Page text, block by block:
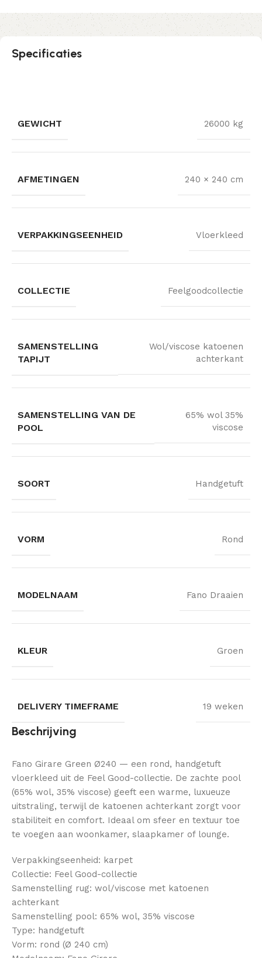
Specificaties
GEWICHT 26000 kg
AFMETINGEN 240 × 240 cm
VERPAKKINGSEENHEID Vloerkleed
COLLECTIE Feelgoodcollectie
SAMENSTELLING
TAPIJT
Wol/viscose katoenen
achterkant
SAMENSTELLING VAN DE
POOL
65% wol 35%
viscose
SOORT Handgetuft
VORM Rond
MODELNAAM Fano Draaien
KLEUR Groen
DELIVERY TIMEFRAME 19 weken
Beschrijving
Fano Girare Green Ø240 — een rond, handgetuft
vloerkleed uit de Feel Good-collectie. De zachte pool
(65% wol, 35% viscose) geeft een warme, luxueuze
uitstraling, terwijl de katoenen achterkant zorgt voor
stabiliteit en comfort. Ideaal om sfeer en textuur toe
te voegen aan woonkamer, slaapkamer of lounge.
Verpakkingseenheid: karpet
Collectie: Feel Good-collectie
Samenstelling rug: wol/viscose met katoenen
achterkant
Samenstelling pool: 65% wol, 35% viscose
Type: handgetuft
Vorm: rond (Ø 240 cm)